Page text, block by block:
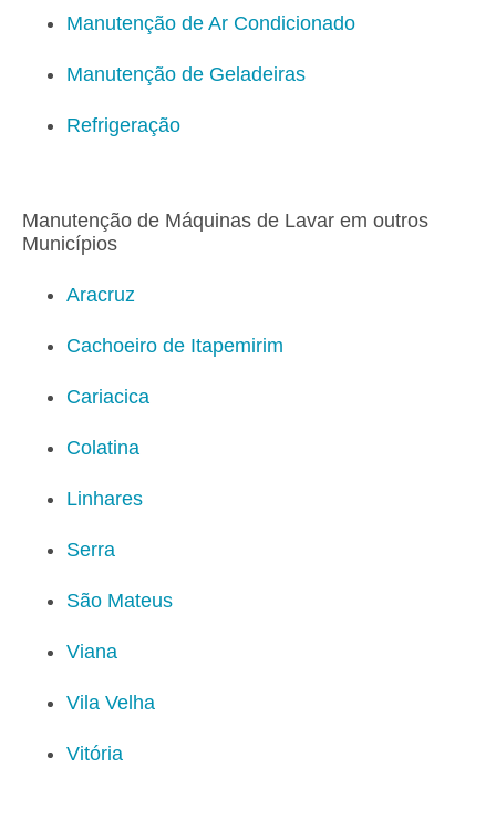
Manutenção de Ar Condicionado
Manutenção de Geladeiras
Refrigeração
Manutenção de Máquinas de Lavar em outros
Municípios
Aracruz
Cachoeiro de Itapemirim
Cariacica
Colatina
Linhares
Serra
São Mateus
Viana
Vila Velha
Vitória